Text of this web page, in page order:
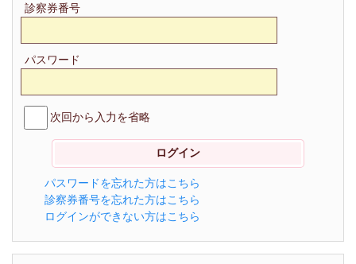
診察券番号
パスワード
次回から入力を省略
パスワードを忘れた方はこちら
診察券番号を忘れた方はこちら
ログインができない方はこちら